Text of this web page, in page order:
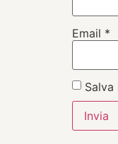
Email *